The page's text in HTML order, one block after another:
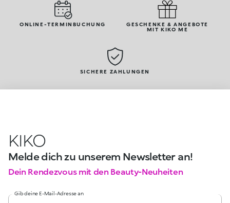
ONLINE-TERMINBUCHUNG
GESCHENKE & ANGEBOTE
MIT KIKO ME
SICHERE ZAHLUNGEN
KIKO
Melde dich zu unserem Newsletter an!
Dein Rendezvous mit den Beauty-Neuheiten
Gib deine E-Mail-Adresse an